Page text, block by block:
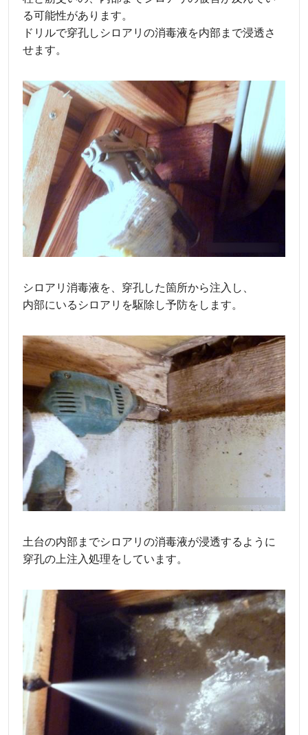
る可能性があります。
ドリルで穿孔しシロアリの消毒液を内部まで浸透さ
せます。
シロアリ消毒液を、穿孔した箇所から注入し、
内部にいるシロアリを駆除し予防をします。
土台の内部までシロアリの消毒液が浸透するように
穿孔の上注入処理をしています。